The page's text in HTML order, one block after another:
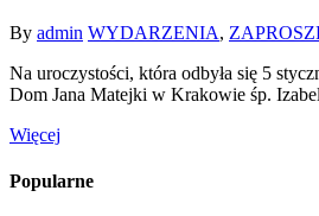
By admin WYDARZENIA,
Na uroczystości, która odbyła się 5
Dom Jana Matejki w Krakowie śp.
Więcej
Popularne